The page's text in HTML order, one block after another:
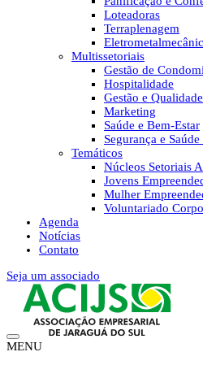
Loteadoras
Terraplenagem
Multissetoriais
Gestão de
Hospitalidade
Gestão e Qualidade
Marketing
Saúde e Bem-Estar
Segurança e
Temáticos
Núcleos Setoriais
Jovens
Mulher
Voluntariado
Agenda
Notícias
Contato
Seja um associado
MENU